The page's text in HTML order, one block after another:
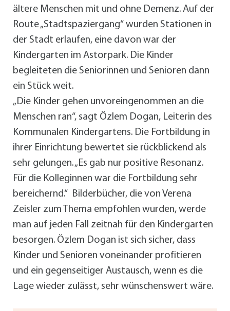
ältere Menschen mit und ohne Demenz. Auf der
Route „Stadtspaziergang“ wurden Stationen in
der Stadt erlaufen, eine davon war der
Kindergarten im Astorpark. Die Kinder
begleiteten die Seniorinnen und Senioren dann
ein Stück weit.
„Die Kinder gehen unvoreingenommen an die
Menschen ran“, sagt Özlem Dogan, Leiterin des
Kommunalen Kindergartens. Die Fortbildung in
ihrer Einrichtung bewertet sie rückblickend als
sehr gelungen. „Es gab nur positive Resonanz.
Für die Kolleginnen war die Fortbildung sehr
bereichernd.“ Bilderbücher, die von Verena
Zeisler zum Thema empfohlen wurden, werde
man auf jeden Fall zeitnah für den Kindergarten
besorgen. Özlem Dogan ist sich sicher, dass
Kinder und Senioren voneinander profitieren
und ein gegenseitiger Austausch, wenn es die
Lage wieder zulässt, sehr wünschenswert wäre.